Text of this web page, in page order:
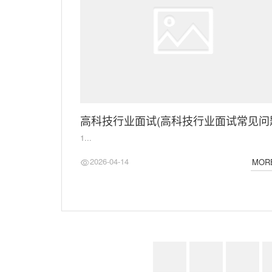
高科技行业面试(高科技行业面试常见问
1...
2026-04-14